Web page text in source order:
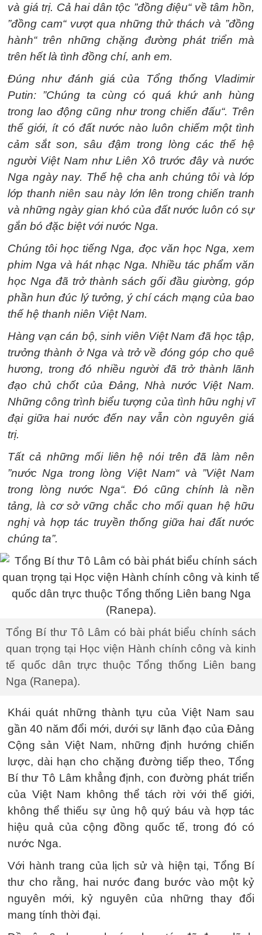
và giá trị. Cả hai dân tộc ”đồng điệu“ về tâm hồn,
”đồng cam“ vượt qua những thử thách và ”đồng
hành“ trên những chặng đường phát triển mà
trên hết là tình đồng chí, anh em.
Đúng như đánh giá của Tổng thống Vladimir
Putin: ”Chúng ta cùng có quá khứ anh hùng
trong lao động cũng như trong chiến đấu“. Trên
thế giới, ít có đất nước nào luôn chiếm một tình
cảm sắt son, sâu đậm trong lòng các thế hệ
người Việt Nam như Liên Xô trước đây và nước
Nga ngày nay. Thế hệ cha anh chúng tôi và lớp
lớp thanh niên sau này lớn lên trong chiến tranh
và những ngày gian khó của đất nước luôn có sự
gắn bó đặc biệt với nước Nga.
Chúng tôi học tiếng Nga, đọc văn học Nga, xem
phim Nga và hát nhạc Nga. Nhiều tác phẩm văn
học Nga đã trở thành sách gối đầu giường, góp
phần hun đúc lý tưởng, ý chí cách mạng của bao
thế hệ thanh niên Việt Nam.
Hàng vạn cán bộ, sinh viên Việt Nam đã học tập,
trưởng thành ở Nga và trở về đóng góp cho quê
hương, trong đó nhiều người đã trở thành lãnh
đạo chủ chốt của Đảng, Nhà nước Việt Nam.
Những công trình biểu tượng của tình hữu nghị vĩ
đại giữa hai nước đến nay vẫn còn nguyên giá
trị.
Tất cả những mối liên hệ nói trên đã làm nên
”nước Nga trong lòng Việt Nam“ và ”Việt Nam
trong lòng nước Nga“. Đó cũng chính là nền
tảng, là cơ sở vững chắc cho mối quan hệ hữu
nghị và hợp tác truyền thống giữa hai đất nước
chúng ta”.
Tổng Bí thư Tô Lâm có bài phát biểu chính sách
quan trọng tại Học viện Hành chính công và kinh
tế quốc dân trực thuộc Tổng thống Liên bang
Nga (Ranepa).
Khái quát những thành tựu của Việt Nam sau
gần 40 năm đổi mới, dưới sự lãnh đạo của Đảng
Cộng sản Việt Nam, những định hướng chiến
lược, dài hạn cho chặng đường tiếp theo, Tổng
Bí thư Tô Lâm khẳng định, con đường phát triển
của Việt Nam không thể tách rời với thế giới,
không thể thiếu sự ủng hộ quý báu và hợp tác
hiệu quả của cộng đồng quốc tế, trong đó có
nước Nga.
Với hành trang của lịch sử và hiện tại, Tổng Bí
thư cho rằng, hai nước đang bước vào một kỷ
nguyên mới, kỷ nguyên của những thay đổi
mang tính thời đại.